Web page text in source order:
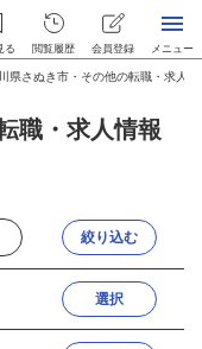
る 閲覧履歴 会員登録 メニュー
県さぬき市・その他の転職・求人情
職・求人情報
絞り込む
選択